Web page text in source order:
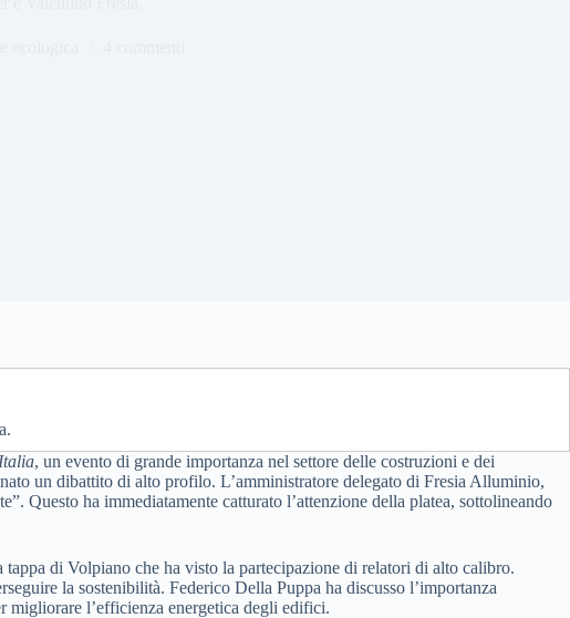
, un evento di grande importanza nel settore delle costruzioni e dei
un dibattito di alto profilo. L’amministratore delegato di Fresia Alluminio,
Questo ha immediatamente catturato l’attenzione della platea, sottolineando
di Volpiano che ha visto la partecipazione di relatori di alto calibro.
la sostenibilità. Federico Della Puppa ha discusso l’importanza
migliorare l’efficienza energetica degli edifici.